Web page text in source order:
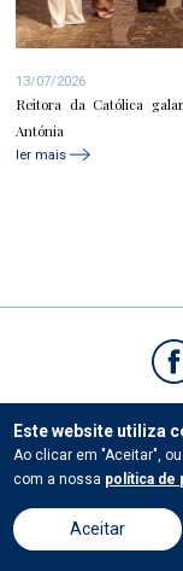
13/07/2026
Reitora da Católica
Antónia
ler mais
Condições|Políticas de
Este website utiliza
Ao clicar em "Aceitar",
com a nossa política de
Aceitar